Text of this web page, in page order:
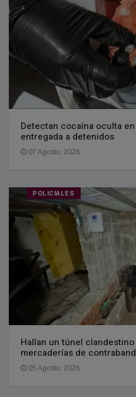
Detectan cocaína oculta
entregada a detenidos
07 Agosto, 2026
POLICIALES
Hallan un túnel
mercaderías de
05 Agosto, 2026